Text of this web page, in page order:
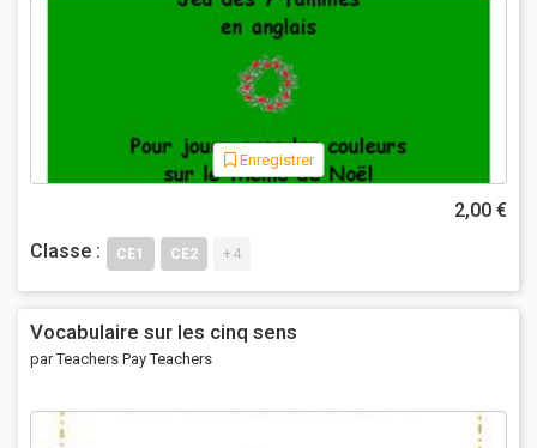
Enregistrer
2,00 €
Classe :
CE1 CE2 +4
Vocabulaire sur les cinq sens
par Teachers Pay Teachers